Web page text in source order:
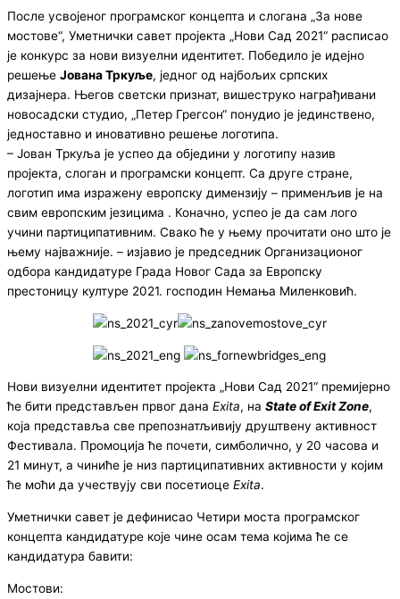
После усвојеног програмског концепта и слогана „За нове
мостове“, Уметнички савет пројекта „Нови Сад 2021“ расписао
је конкурс за нови визуелни идентитет. Победило је идејно
решење Јована Тркуље, једног од најбољих српских
дизајнера. Његов светски признат, вишеструко награђивани
новосадски студио, „Петер Грегсон“ понудио је јединствено,
једноставно и иновативно решење логотипа.
– Јован Тркуља је успео да обједини у логотипу назив
пројекта, слоган и програмски концепт. Са друге стране,
логотип има изражену европску димензију – применљив је на
свим европским језицима . Коначно, успео је да сам лого
учини партиципативним. Свако ће у њему прочитати оно што је
њему најважније. – изјавио је председник Организационог
одбора кандидатуре Града Новог Сада за Европску
престоницу културе 2021. господин Немања Миленковић.
Нови визуелни идентитет пројекта „Нови Сад 2021“ премијерно
ће бити представљен првог дана Exita, на State of Exit Zone,
која представља све препознатљивију друштвену активност
Фестивала. Промоција ће почети, симболично, у 20 часова и
21 минут, а чиниће је низ партиципативних активности у којим
ће моћи да учествују сви посетиоце Еxita.
Уметнички савет је дефинисао Четири моста програмског
концепта кандидатуре које чине осам тема којима ће се
кандидатура бавити:
Мостови: